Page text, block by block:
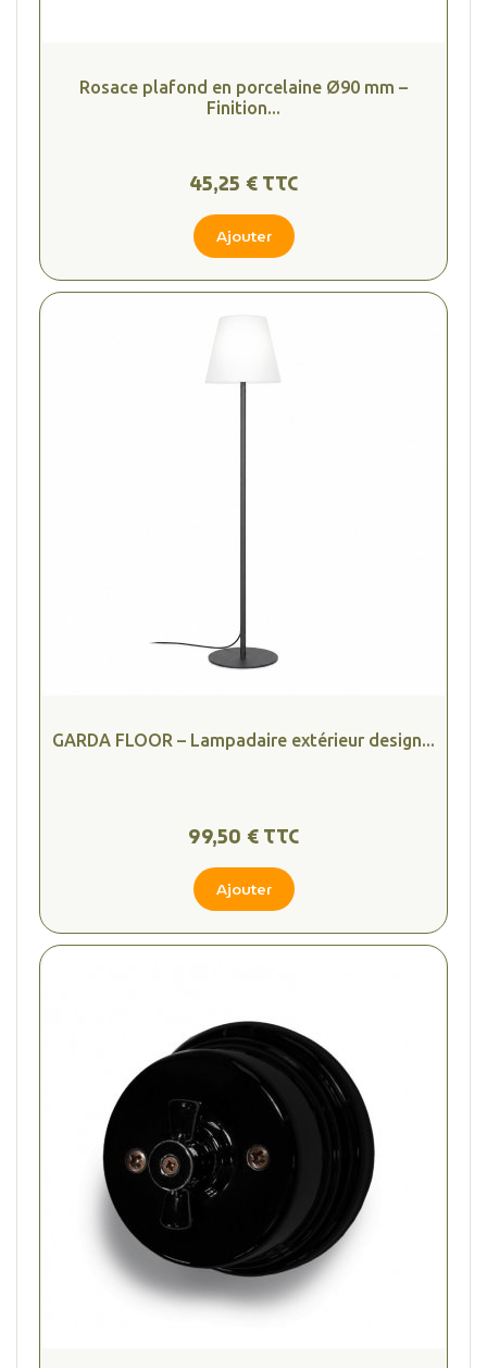
Rosace plafond en porcelaine Ø90 mm –
Finition...
45,25 € TTC
Ajouter
GARDA FLOOR – Lampadaire extérieur design...
99,50 € TTC
Ajouter